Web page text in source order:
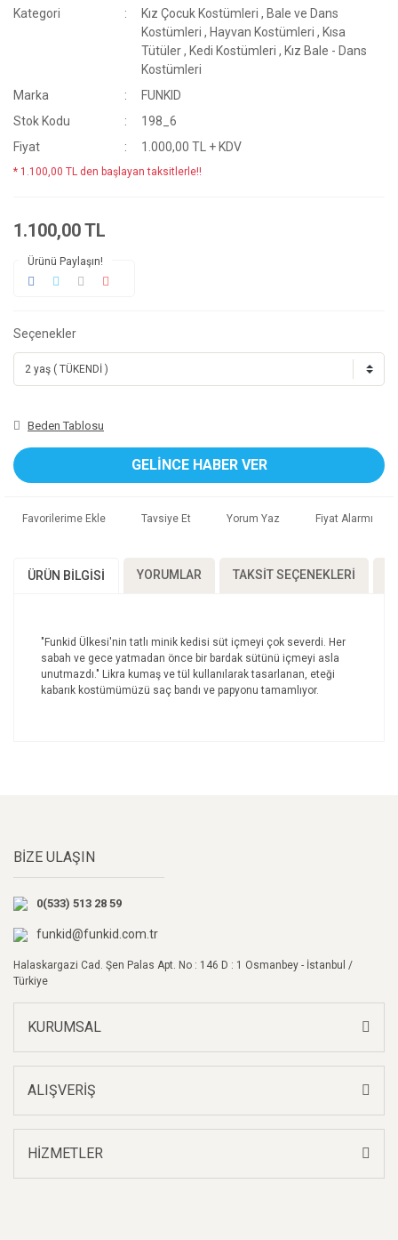
Kategori Kız Çocuk Kostümleri , Bale ve Dans
Kostümleri , Hayvan Kostümleri , Kısa
Tütüler , Kedi Kostümleri , Kız Bale - Dans
Kostümleri
Marka
FUNKID
Stok Kodu
198_6
Fiyat
1.000,00 TL + KDV
* 1.100,00 TL den başlayan taksitlerle!!
1.100,00 TL
Ürünü Paylaşın!
Seçenekler
Beden Tablosu
GELİNCE HABER VER
Tavsiye Et Yorum Yaz Fiyat Alarmı
ÜRÜN BILGISI YORUMLAR TAKSIT SEÇENEKLERI
"Funkid Ülkesi'nin tatlı minik kedisi süt içmeyi çok severdi. Her
sabah ve gece yatmadan önce bir bardak sütünü içmeyi asla
unutmazdı." Likra kumaş ve tül kullanılarak tasarlanan, eteği
kabarık kostümümüzü saç bandı ve papyonu tamamlıyor.
Ürün açıklamasında eksik bilgiler bulunuyor.
Ürün bilgilerinde hatalar bulunuyor.
Ürün fiyatı diğer sitelerden daha pahalı.
Bu ürüne benzer farklı alternatifler olmalı.
BİZE ULAŞIN
0(533) 513 28 59
funkid@funkid.com.tr
Halaskargazi Cad. Şen Palas Apt. No : 146 D : 1 Osmanbey - İstanbul /
Türkiye
KURUMSAL
ALIŞVERİŞ
HİZMETLER